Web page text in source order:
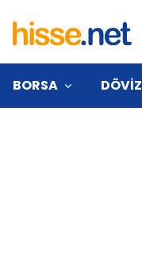
BORSA DÖVİZ